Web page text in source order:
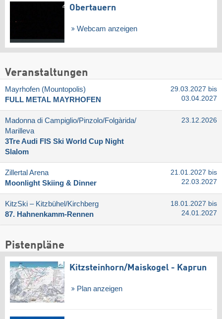
Obertauern
Webcam anzeigen
Veranstaltungen
Mayrhofen (Mountopolis)
FULL METAL MAYRHOFEN
29.03.2027 bis
03.04.2027
Madonna di Campiglio/​Pinzolo/​Folgàrida/​
Marilleva
3Tre Audi FIS Ski World Cup Night
Slalom
23.12.2026
Zillertal Arena
Moonlight Skiing & Dinner
21.01.2027 bis
22.03.2027
KitzSki – Kitzbühel/​Kirchberg
87. Hahnenkamm-Rennen
18.01.2027 bis
24.01.2027
Pistenpläne
Kitzsteinhorn/​Maiskogel - Kaprun
Plan anzeigen